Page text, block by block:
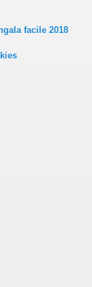
facile 2018